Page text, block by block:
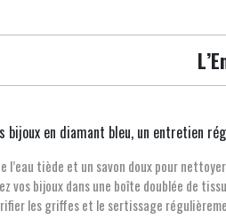
bijoux en diamant bleu, un entretien
l’eau tiède et un savon doux pour
vos bijoux dans une boîte doublée de
les griffes et le sertissage